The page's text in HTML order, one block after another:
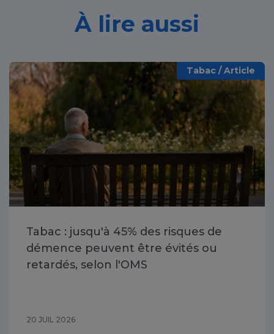
À lire aussi
Tabac / Article
Tabac : jusqu'à 45% des risques de
démence peuvent être évités ou
retardés, selon l'OMS
20 JUIL 2026